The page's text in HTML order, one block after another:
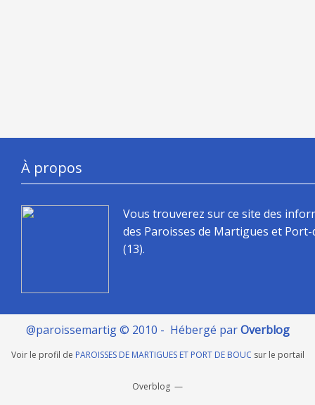
À propos
Vous trouverez sur ce site des
des Paroisses de Martigues et
(13).
@paroissemartig © 2010 - Hébergé parOverblog
Voir le profil de PAROISSES DE MARTIGUES ET PORT DE BOUC sur le portail
Overblog